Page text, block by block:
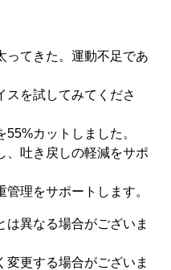
ってきた。運動不足であ
を試してみてくださ
55%カットしました。
、吐き戻しの軽減をサポ
管理をサポートします。
異なる場合がございま
更する場合がございま